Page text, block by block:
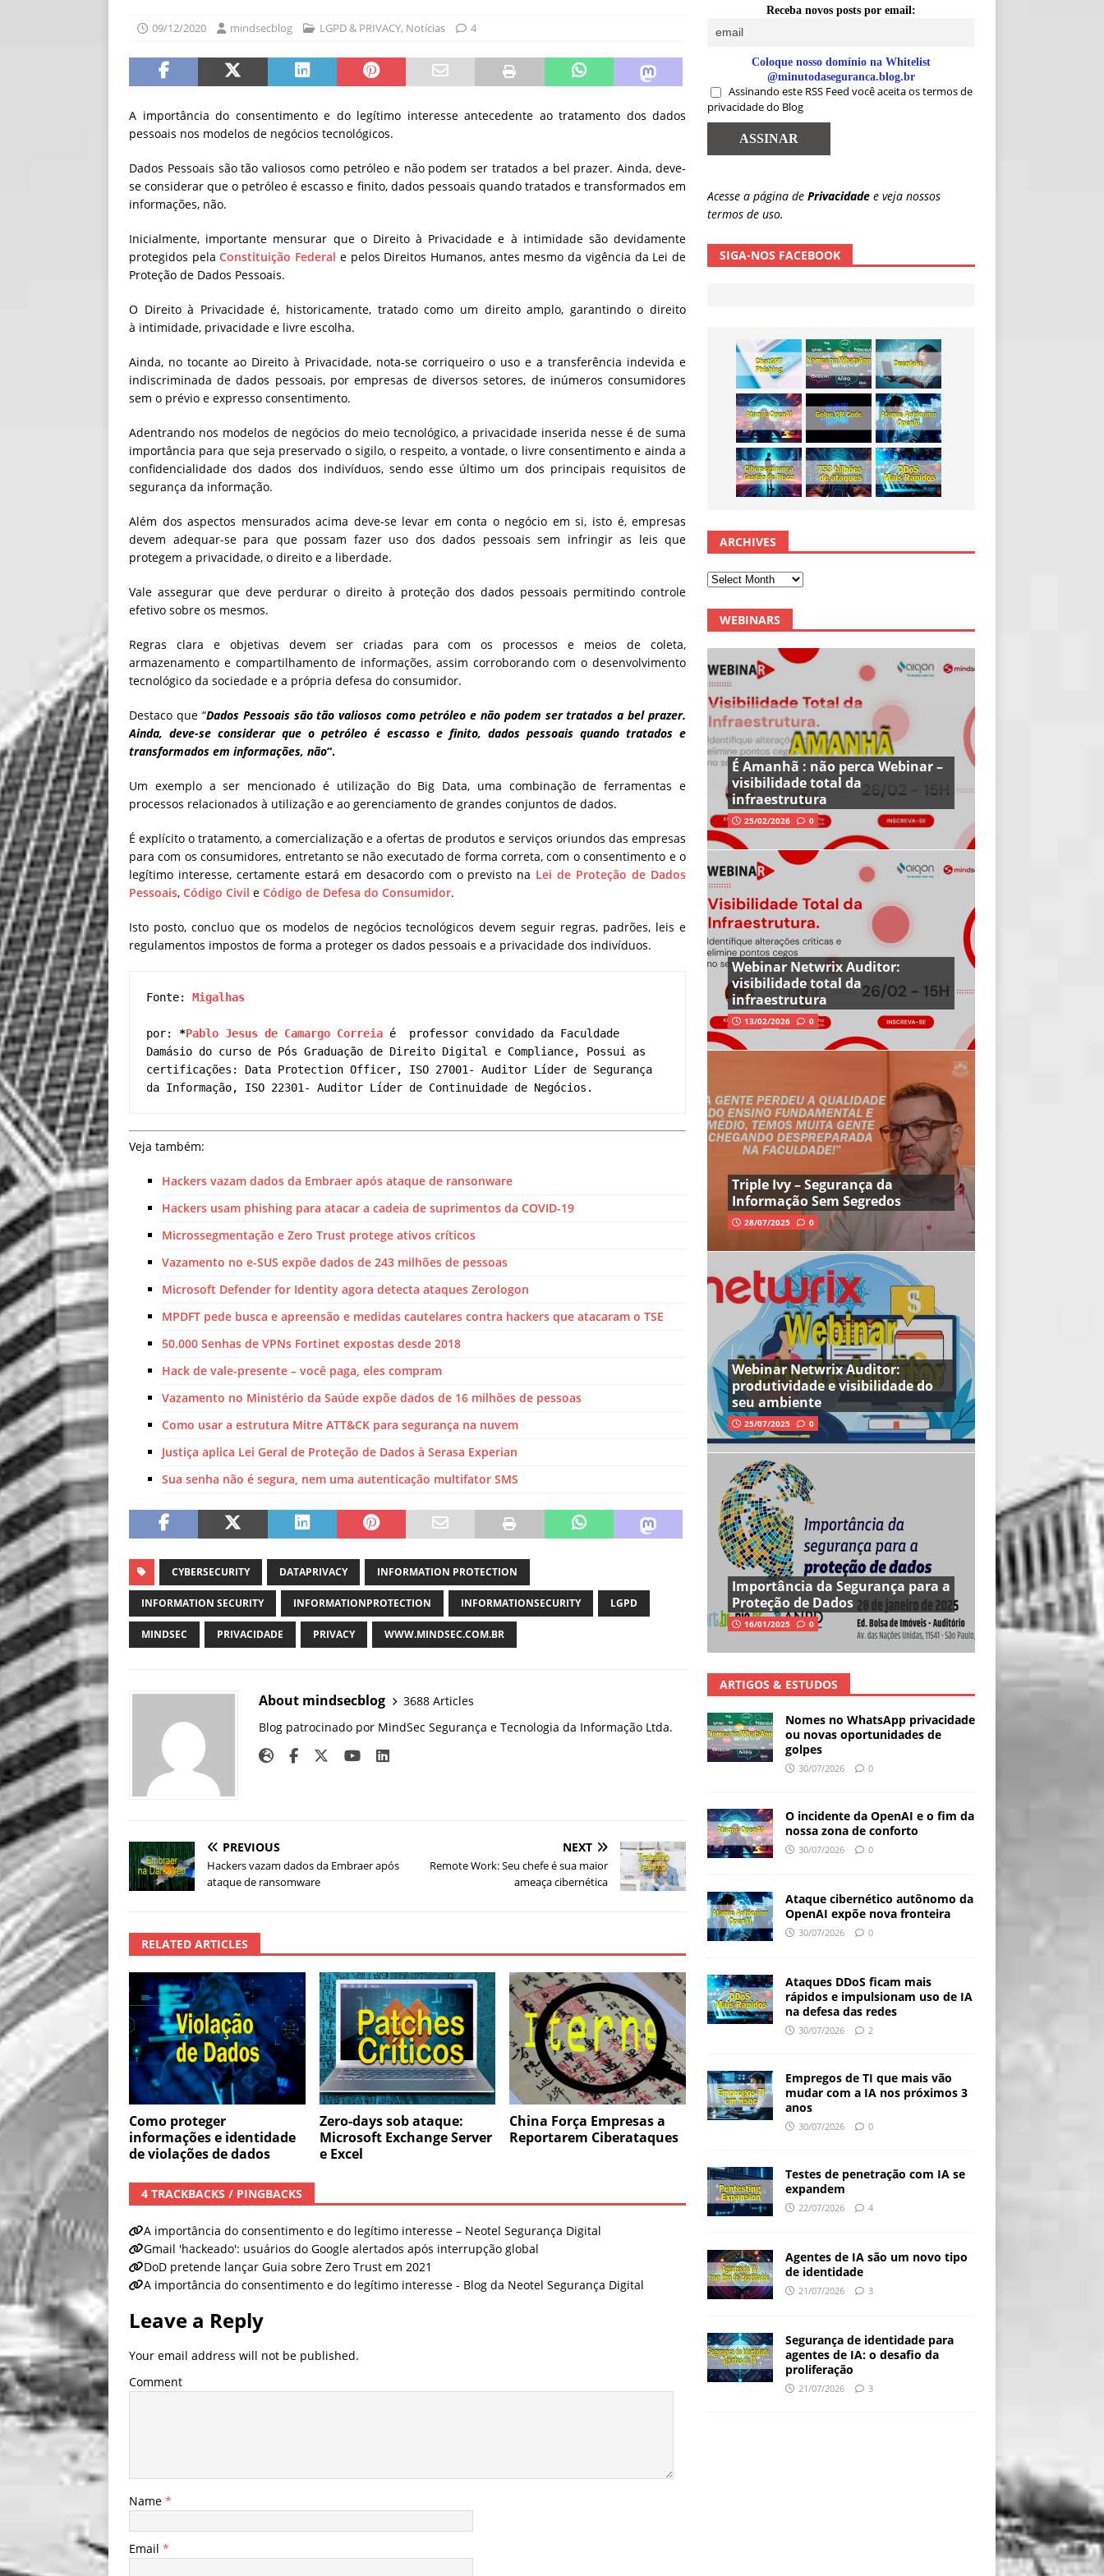
[ 30/07/2026 ]
09/12/2020 mindsecblog LGPD & PRIVACY, Notícias 4
A importância do consentimento e do legítimo interesse antecedente ao tratamento dos dados
pessoais nos modelos de negócios tecnológicos.
Dados Pessoais são tão valiosos como petróleo e não podem ser tratados a bel prazer. Ainda, deve-
se considerar que o petróleo é escasso e finito, dados pessoais quando tratados e transformados em
informações, não.
Inicialmente, importante mensurar que o Direito à Privacidade e à intimidade são devidamente
protegidos pelaConstituição Federal e pelos Direitos Humanos, antes mesmo da vigência da Lei de
Proteção de Dados Pessoais.
O Direito à Privacidade é, historicamente, tratado como um direito amplo, garantindo o direito
à intimidade, privacidade e livre escolha.
Ainda, no tocante ao Direito à Privacidade, nota-se corriqueiro o uso e a transferência indevida e
indiscriminada de dados pessoais, por empresas de diversos setores, de inúmeros consumidores
sem o prévio e expresso consentimento.
Adentrando nos modelos de negócios do meio tecnológico, a privacidade inserida nesse é de suma
importância para que seja preservado o sigilo, o respeito, a vontade, o livre consentimento e ainda a
confidencialidade dos dados dos indivíduos, sendo esse último um dos principais requisitos de
segurança da informação.
Além dos aspectos mensurados acima deve-se levar em conta o negócio em si, isto é, empresas
devem adequar-se para que possam fazer uso dos dados pessoais sem infringir as leis que
protegem a privacidade, o direito e a liberdade.
Vale assegurar que deve perdurar o direito à proteção dos dados pessoais permitindo controle
efetivo sobre os mesmos.
Regras clara e objetivas devem ser criadas para com os processos e meios de coleta,
armazenamento e compartilhamento de informações, assim corroborando com o desenvolvimento
tecnológico da sociedade e a própria defesa do consumidor.
Destaco que “Dados Pessoais são tão valiosos como petróleo e não podem ser tratados a bel prazer.
Ainda, deve-se considerar que o petróleo é escasso e finito, dados pessoais quando tratados e
transformados em informações, não“.
Um exemplo a ser mencionado é utilização do Big Data, uma combinação de ferramentas e
processos relacionados à utilização e ao gerenciamento de grandes conjuntos de dados.
É explícito o tratamento, a comercialização e a ofertas de produtos e serviços oriundos das empresas
para com os consumidores, entretanto se não executado de forma correta, com o consentimento e o
legítimo interesse, certamente estará em desacordo com o previsto na Lei de Proteção de Dados
Pessoais, Código Civil e Código de Defesa do Consumidor.
Isto posto, concluo que os modelos de negócios tecnológicos devem seguir regras, padrões, leis e
regulamentos impostos de forma a proteger os dados pessoais e a privacidade dos indivíduos.
Fonte: Migalhas
por: *Pablo Jesus de Camargo Correia é  professor convidado da Faculdade
Damásio do curso de Pós Graduação de Direito Digital e Compliance, Possui as
certificações: Data Protection Officer, ISO 27001- Auditor Líder de Segurança
da Informação, ISO 22301- Auditor Líder de Continuidade de Negócios.
Veja também:
Hackers vazam dados da Embraer após ataque de ransonware
Hackers usam phishing para atacar a cadeia de suprimentos da COVID-19
Microssegmentação e Zero Trust protege ativos críticos
Vazamento no e-SUS expõe dados de 243 milhões de pessoas
Microsoft Defender for Identity agora detecta ataques Zerologon
MPDFT pede busca e apreensão e medidas cautelares contra hackers que atacaram o TSE
50.000 Senhas de VPNs Fortinet expostas desde 2018
Hack de vale-presente – você paga, eles compram
Vazamento no Ministério da Saúde expõe dados de 16 milhões de pessoas
Como usar a estrutura Mitre ATT&CK para segurança na nuvem
Justiça aplica Lei Geral de Proteção de Dados à Serasa Experian
Sua senha não é segura, nem uma autenticação multifator SMS
CYBERSECURITY DATAPRIVACY INFORMATION PROTECTION
INFORMATION SECURITY INFORMATIONPROTECTION INFORMATIONSECURITY LGPD
MINDSEC PRIVACIDADE PRIVACY WWW.MINDSEC.COM.BR
About mindsecblog
3688 Articles
Blog patrocinado por MindSec Segurança e Tecnologia da Informação Ltda.
PREVIOUS
Hackers vazam dados da Embraer após
ataque de ransomware
NEXT
Remote Work: Seu chefe é sua maior
ameaça cibernética
RELATED ARTICLES
Como proteger
informações e identidade
de violações de dados
Zero-days sob ataque:
Microsoft Exchange Server
e Excel
China Força Empresas a
Reportarem Ciberataques
4 TRACKBACKS / PINGBACKS
A importância do consentimento e do legítimo interesse – Neotel Segurança Digital
Gmail 'hackeado': usuários do Google alertados após interrupção global
DoD pretende lançar Guia sobre Zero Trust em 2021
A importância do consentimento e do legítimo interesse - Blog da Neotel Segurança Digital
Leave a Reply
Your email address will not be published.
Comment
Name *
Email *
Receba novos posts por email:
Coloque nosso domínio na Whitelist
@minutodaseguranca.blog.br
Assinando este RSS Feed você aceita os termos de
privacidade do Blog
Acesse a página de Privacidade e veja nossos
termos de uso.
SIGA-NOS FACEBOOK
ARCHIVES
WEBINARS
É Amanhã : não perca Webinar –
visibilidade total da
infraestrutura
25/02/2026 0
Webinar Netwrix Auditor:
visibilidade total da
infraestrutura
13/02/2026 0
Triple Ivy – Segurança da
Informação Sem Segredos
28/07/2025 0
Webinar Netwrix Auditor:
produtividade e visibilidade do
seu ambiente
25/07/2025 0
Importância da Segurança para a
Proteção de Dados
16/01/2025 0
ARTIGOS & ESTUDOS
Nomes no WhatsApp privacidade
ou novas oportunidades de
golpes
30/07/2026 0
O incidente da OpenAI e o fim da
nossa zona de conforto
30/07/2026 0
Ataque cibernético autônomo da
OpenAI expõe nova fronteira
30/07/2026 0
Ataques DDoS ficam mais
rápidos e impulsionam uso de IA
na defesa das redes
30/07/2026 2
Empregos de TI que mais vão
mudar com a IA nos próximos 3
anos
30/07/2026 0
Testes de penetração com IA se
expandem
22/07/2026 4
Agentes de IA são um novo tipo
de identidade
21/07/2026 3
Segurança de identidade para
agentes de IA: o desafio da
proliferação
21/07/2026 3